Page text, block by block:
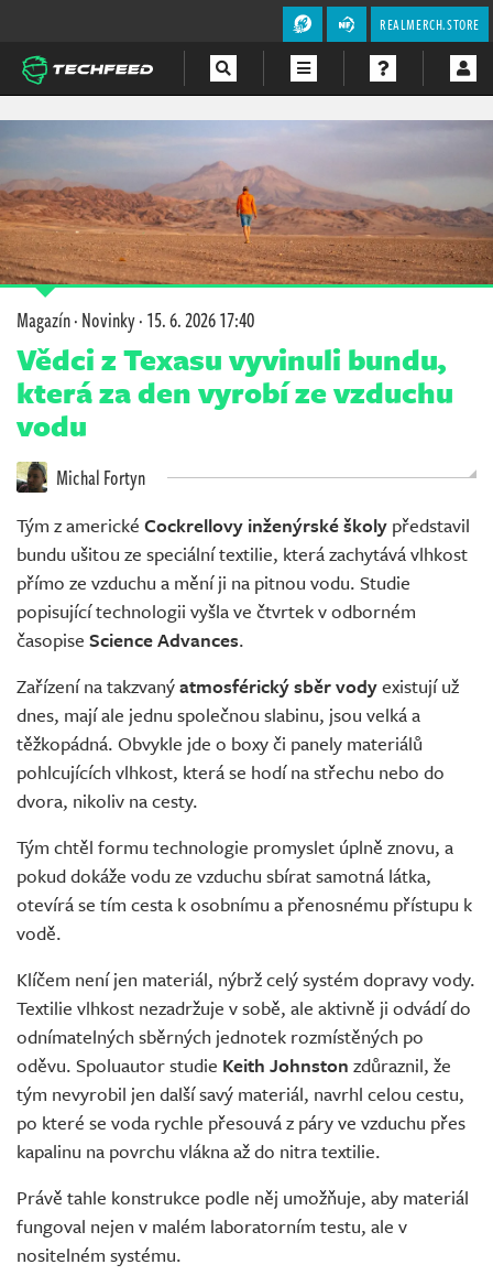
REALMERCH.STORE
Magazín
Videa
Soutěže
Magazín·Novinky·15. 6. 2026 17:40
Vědci z Texasu vyvinuli bundu,
která za den vyrobí ze vzduchu
vodu
Michal Fortyn
Tým z americké Cockrellovy inženýrské školy představil
bundu ušitou ze speciální textilie, která zachytává vlhkost
přímo ze vzduchu a mění ji na pitnou vodu. Studie
popisující technologii vyšla ve čtvrtek v odborném
časopise Science Advances.
Zařízení na takzvanýatmosférický sběr vodyexistují už
dnes, mají ale jednu společnou slabinu, jsou velká a
těžkopádná. Obvykle jde o boxy či panely materiálů
pohlcujících vlhkost, která se hodí na střechu nebo do
dvora, nikoliv na cesty.
Tým chtěl formu technologie promyslet úplně znovu, a
pokud dokáže vodu ze vzduchu sbírat samotná látka,
otevírá se tím cesta k osobnímu a přenosnému přístupu k
vodě.
Klíčem není jen materiál, nýbrž celý systém dopravy vody.
Textilie vlhkost nezadržuje v sobě, ale aktivně ji odvádí do
odnímatelných sběrných jednotek rozmístěných po
oděvu. Spoluautor studie Keith Johnston zdůraznil, že
tým nevyrobil jen další savý materiál, navrhl celou cestu,
po které se voda rychle přesouvá z páry ve vzduchu přes
kapalinu na povrchu vlákna až do nitra textilie.
Právě tahle konstrukce podle něj umožňuje, aby materiál
fungoval nejen v malém laboratorním testu, ale v
nositelném systému.